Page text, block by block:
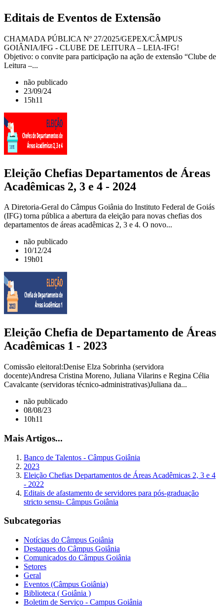
Editais de Eventos de Extensão
CHAMADA PÚBLICA Nº 27/2025/GEPEX/CÂMPUS
GOIÂNIA/IFG - CLUBE DE LEITURA – LEIA-IFG!
Objetivo: o convite para participação na ação de extensão “Clube de
Leitura –...
não publicado
23/09/24
15h11
Eleição Chefias Departamentos de Áreas
Acadêmicas 2, 3 e 4 - 2024
A Diretoria-Geral do Câmpus Goiânia do Instituto Federal de Goiás
(IFG) torna pública a abertura da eleição para novas chefias dos
departamentos de áreas acadêmicas 2, 3 e 4. O novo...
não publicado
10/12/24
19h01
Eleição Chefia de Departamento de Áreas
Acadêmicas 1 - 2023
Comissão eleitoral:Denise Elza Sobrinha (servidora
docente)Andresa Cristina Moreno, Juliana Vilarins e Regina Célia
Cavalcante (servidoras técnico-administrativas)Juliana da...
não publicado
08/08/23
10h11
Mais Artigos...
Banco de Talentos - Câmpus Goiânia
2023
Eleição Chefias Departamentos de Áreas Acadêmicas 2, 3 e 4
- 2022
Editais de afastamento de servidores para pós-graduação
stricto sensu- Câmpus Goiânia
Subcategorias
Notícias do Câmpus Goiânia
Destaques do Câmpus Goiânia
Comunicados do Câmpus Goiânia
Setores
Geral
Eventos (Câmpus Goiânia)
Biblioteca ( Goiânia )
Boletim de Serviço - Campus Goiânia